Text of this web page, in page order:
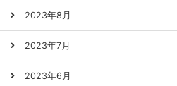
2023年8月
2023年7月
2023年6月